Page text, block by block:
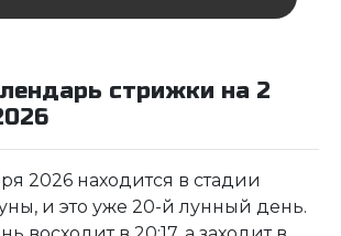
стрижки на 2
2026 находится в стадии
и это уже 20-й лунный день.